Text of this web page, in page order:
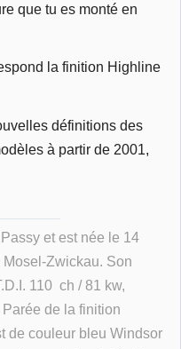
que tu es monté en
la finition Highline
définitions des
à partir de 2001,
et est née le 14
Zwickau. Son
110 ch / 81 kw,
de la finition
de couleur bleu Windsor